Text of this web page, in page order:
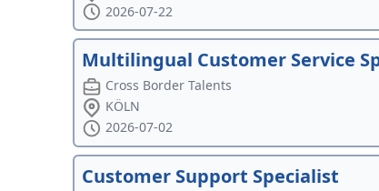
2026-07-22
Multilingual Customer Service
Cross Border Talents
KÖLN
2026-07-02
Customer Support Specialist